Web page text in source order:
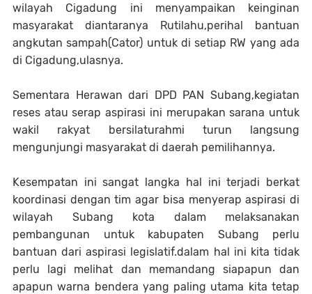
wilayah Cigadung ini menyampaikan keinginan
masyarakat diantaranya Rutilahu,perihal bantuan
angkutan sampah(Cator) untuk di setiap RW yang ada
di Cigadung,ulasnya.
Sementara Herawan dari DPD PAN Subang,kegiatan
reses atau serap aspirasi ini merupakan sarana untuk
wakil rakyat bersilaturahmi turun langsung
mengunjungi masyarakat di daerah pemilihannya.
Kesempatan ini sangat langka hal ini terjadi berkat
koordinasi dengan tim agar bisa menyerap aspirasi di
wilayah Subang kota dalam melaksanakan
pembangunan untuk kabupaten Subang perlu
bantuan dari aspirasi legislatif.dalam hal ini kita tidak
perlu lagi melihat dan memandang siapapun dan
apapun warna bendera yang paling utama kita tetap